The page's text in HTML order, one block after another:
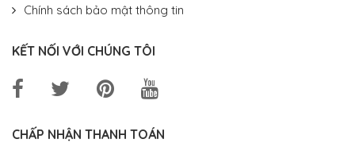
Chính sách bảo mật thông tin
KẾT NỐI VỚI CHÚNG TÔI
CHẤP NHẬN THANH TOÁN